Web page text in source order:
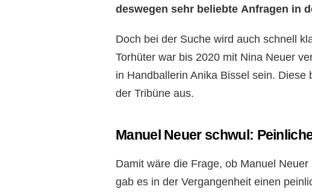
deswegen sehr beliebte Anfragen in
Doch bei der Suche wird auch schnell
Torhüter war bis 2020 mit Nina Neuer
in Handballerin Anika Bissel sein.
der Tribüne aus.
Manuel Neuer schwul:
Damit wäre die Frage, ob Manuel
gab es in der Vergangenheit einen